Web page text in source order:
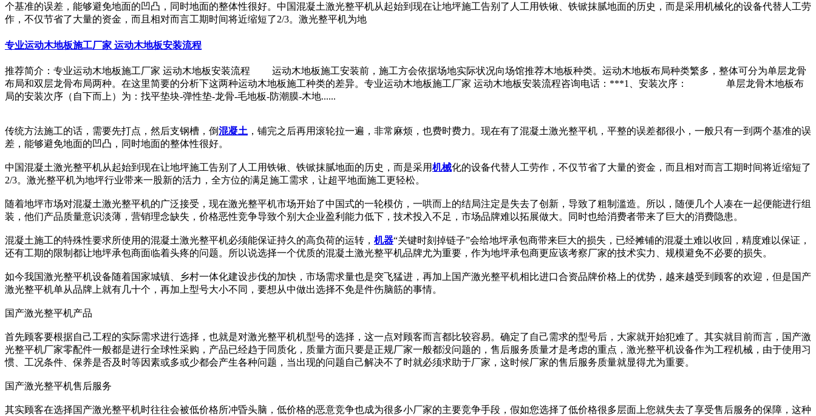
个基准的误差，能够避免地面的凹凸，同时地面的整体性很好。中国混凝土激光整平机从起始到现在让地坪施工告别了人工用铁锹、铁锨抹腻地面的历史，而是采用机械化的设备代替人工劳
作，不仅节省了大量的资金，而且相对而言工期时间将近缩短了2/3。激光整平机为地
专业运动木地板施工厂家 运动木地板安装流程
推荐简介：专业运动木地板施工厂家 运动木地板安装流程 运动木地板施工安装前，施工方会依据场地实际状况向场馆推荐木地板种类。运动木地板布局种类繁多，整体可分为单层龙骨
布局和双层龙骨布局两种。在这里简要的分析下这两种运动木地板施工种类的差异。专业运动木地板施工厂家 运动木地板安装流程咨询电话：***1、安装次序： 单层龙骨木地板布
局的安装次序（自下而上）为：找平垫块-弹性垫-龙骨-毛地板-防潮膜-木地......
传统方法施工的话，需要先打点，然后支钢槽，倒混凝土 ，铺完之后再用滚轮拉一遍，非常麻烦，也费时费力。现在有了混凝土激光整平机，平整的误差都很小，一般只有一到两个基准的误
差，能够避免地面的凹凸，同时地面的整体性很好。
中国混凝土激光整平机从起始到现在让地坪施工告别了人工用铁锹、铁锨抹腻地面的历史，而是采用机械化的设备代替人工劳作，不仅节省了大量的资金，而且相对而言工期时间将近缩短了
2/3。激光整平机为地坪行业带来一股新的活力，全方位的满足施工需求，让超平地面施工更轻松。
随着地坪市场对混凝土激光整平机的广泛接受，现在激光整平机市场开始了中国式的一轮模仿，一哄而上的结局注定是失去了创新，导致了粗制滥造。所以，随便几个人凑在一起便能进行组
装，他们产品质量意识淡薄，营销理念缺失，价格恶性竞争导致个别大企业盈利能力低下，技术投入不足，市场品牌难以拓展做大。同时也给消费者带来了巨大的消费隐患。
混凝土施工的特殊性要求所使用的混凝土激光整平机必须能保证持久的高负荷的运转， 机器“关键时刻掉链子”会给地坪承包商带来巨大的损失，已经摊铺的混凝土难以收回，精度难以保证，
还有工期的限制都让地坪承包商面临着头疼的问题。所以说选择一个优质的混凝土激光整平机品牌尤为重要，作为地坪承包商更应该考察厂家的技术实力、规模避免不必要的损失。
如今我国激光整平机设备随着国家城镇、乡村一体化建设步伐的加快，市场需求量也是突飞猛进，再加上国产激光整平机相比进口合资品牌价格上的优势，越来越受到顾客的欢迎，但是国产
激光整平机单从品牌上就有几十个，再加上型号大小不同，要想从中做出选择不免是件伤脑筋的事情。
国产激光整平机产品
首先顾客要根据自己工程的实际需求进行选择，也就是对激光整平机机型号的选择，这一点对顾客而言都比较容易。确定了自己需求的型号后，大家就开始犯难了。其实就目前而言，国产激
光整平机厂家零配件一般都是进行全球性采购，产品已经趋于同质化，质量方面只要是正规厂家一般都没问题的，售后服务质量才是考虑的重点，激光整平机设备作为工程机械，由于使用习
惯、工况条件、保养是否及时等因素或多或少都会产生各种问题，当出现的问题自己解决不了时就必须求助于厂家，这时候厂家的售后服务质量就显得尤为重要。
国产激光整平机售后服务
其实顾客在选择国产激光整平机时往往会被低价格所冲昏头脑，低价格的恶意竞争也成为很多小厂家的主要竞争手段，假如您选择了低价格很多层面上您就失去了享受售后服务的保障，这种